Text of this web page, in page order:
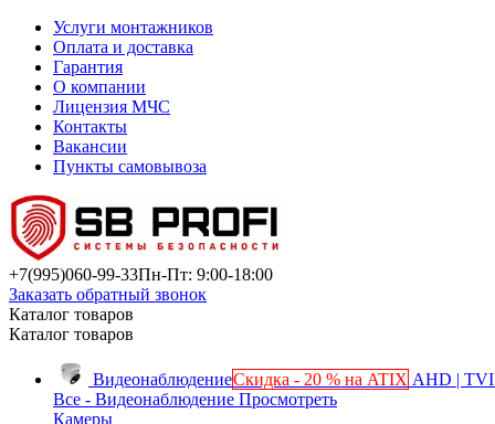
Услуги монтажников
Оплата и доставка
Гарантия
О компании
Лицензия МЧС
Контакты
Вакансии
Пункты самовывоза
+7(995)060-99-33Пн-Пт: 9:00-18:00
Заказать обратный звонок
Каталог товаров
Каталог товаров
ВидеонаблюдениеСкидка - 20 % на ATIX AHD |
Все - Видеонаблюдение Просмотреть
Камеры